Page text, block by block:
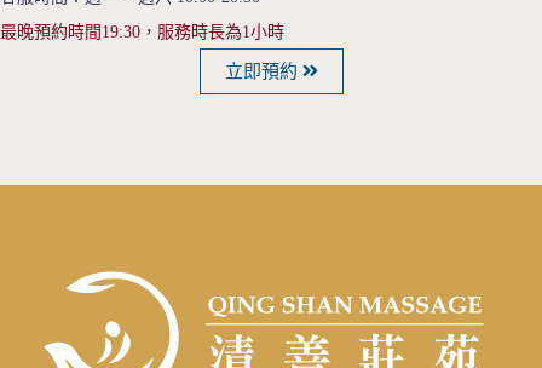
最晚預約時間19:30，服務時長為1小時
立即預約